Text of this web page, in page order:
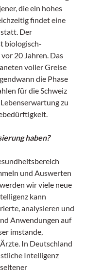
die ein hohes
findet eine
Der
biologisch-
20 Jahren. Das
voller Greise
die Phase
für die Schweiz
zu
haben?
und Auswerten
wir viele neue
kann
analysieren und
Anwendungen auf
imstande,
In Deutschland
Intelligenz